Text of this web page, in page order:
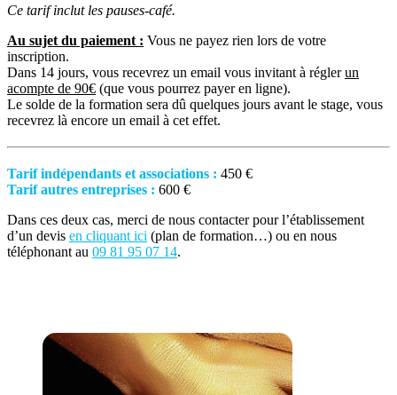
Ce tarif inclut les pauses-café.
Au sujet du paiement : Vous ne payez rien lors de votre
inscription.
Dans 14 jours, vous recevrez un email vous invitant à régler un
acompte de 90€ (que vous pourrez payer en ligne).
Le solde de la formation sera dû quelques jours avant le stage, vous
recevrez là encore un email à cet effet.
Tarif indépendants et associations : 450 €
Tarif autres entreprises : 600 €
Dans ces deux cas, merci de nous contacter pour l’établissement
d’un devis en cliquant ici (plan de formation…) ou en nous
téléphonant au 09 81 95 07 14.